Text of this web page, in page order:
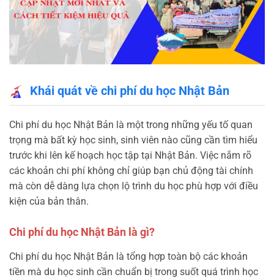
Khái quát về chi phí du học Nhật Bản
Chi phí du học Nhật Bản là một trong những yếu tố quan
trọng mà bất kỳ học sinh, sinh viên nào cũng cần tìm hiểu
trước khi lên kế hoạch học tập tại Nhật Bản. Việc nắm rõ
các khoản chi phí không chỉ giúp bạn chủ động tài chính
mà còn dễ dàng lựa chọn lộ trình du học phù hợp với điều
kiện của bản thân.
Chi phí du học Nhật Bản là gì?
Chi phí du học Nhật Bản là tổng hợp toàn bộ các khoản
tiền mà du học sinh cần chuẩn bị trong suốt quá trình học